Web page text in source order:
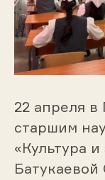
22 апреля
старшим
«Культура